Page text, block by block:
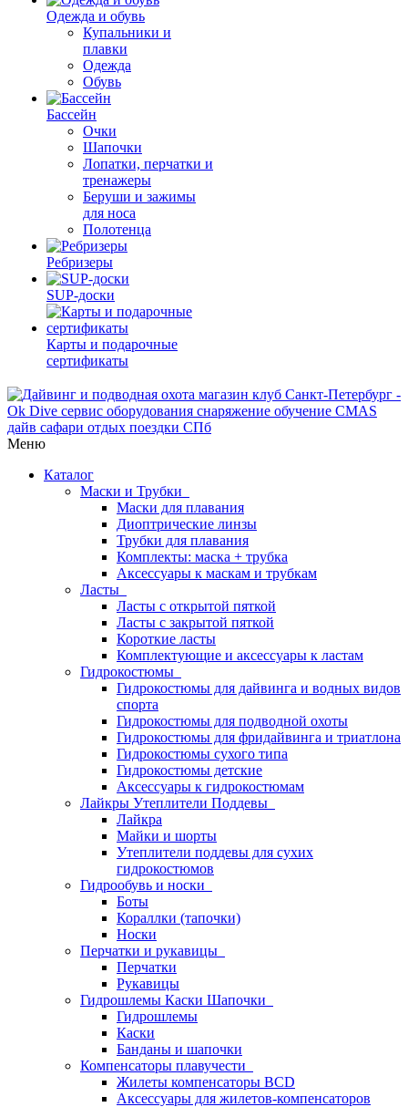
Одежда и обувь
Купальники и
плавки
Одежда
Обувь
Бассейн
Очки
Шапочки
Лопатки, перчатки и
тренажеры
Беруши и зажимы
для носа
Полотенца
Ребризеры
SUP-доски
Карты и подарочные
сертификаты
Меню
Каталог
Маски и Трубки
Маски для плавания
Диоптрические линзы
Трубки для плавания
Комплекты: маска + трубка
Аксессуары к маскам и трубкам
Ласты
Ласты с открытой пяткой
Ласты с закрытой пяткой
Короткие ласты
Комплектующие и аксессуары к ластам
Гидрокостюмы
Гидрокостюмы для дайвинга и водных видов
спорта
Гидрокостюмы для подводной охоты
Гидрокостюмы для фридайвинга и триатлона
Гидрокостюмы сухого типа
Гидрокостюмы детские
Аксессуары к гидрокостюмам
Лайкры Утеплители Поддевы
Лайкра
Майки и шорты
Утеплители поддевы для сухих
гидрокостюмов
Гидрообувь и носки
Боты
Кораллки (тапочки)
Носки
Перчатки и рукавицы
Перчатки
Рукавицы
Гидрошлемы Каски Шапочки
Гидрошлемы
Каски
Банданы и шапочки
Компенсаторы плавучести
Жилеты компенсаторы BCD
Аксессуары для жилетов-компенсаторов